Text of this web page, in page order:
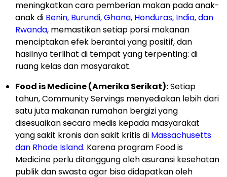
meningkatkan cara pemberian makan pada anak-
anak di Benin, Burundi, Ghana, Honduras, India, dan
Rwanda, memastikan setiap porsi makanan
menciptakan efek berantai yang positif, dan
hasilnya terlihat di tempat yang terpenting: di
ruang kelas dan masyarakat.
Food is Medicine (Amerika Serikat):Setiap
tahun, Community Servings menyediakan lebih dari
satu juta makanan rumahan bergizi yang
disesuaikan secara medis kepada masyarakat
yang sakit kronis dan sakit kritis di Massachusetts
dan Rhode Island. Karena program Food is
Medicine perlu ditanggung oleh asuransi kesehatan
publik dan swasta agar bisa didapatkan oleh